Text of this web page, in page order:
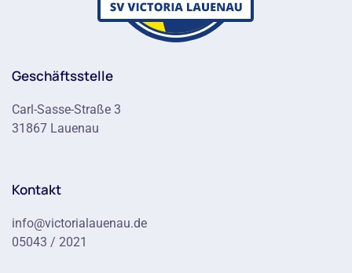
Geschäftsstelle
Carl-Sasse-Straße 3
31867 Lauenau
Kontakt
info@victorialauenau.de
05043 / 2021